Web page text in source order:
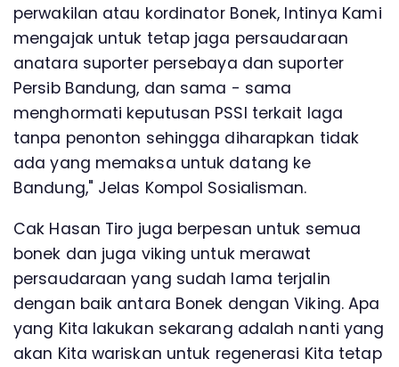
perwakilan atau kordinator Bonek, Intinya Kami
mengajak untuk tetap jaga persaudaraan
anatara suporter persebaya dan suporter
Persib Bandung, dan sama - sama
menghormati keputusan PSSI terkait laga
tanpa penonton sehingga diharapkan tidak
ada yang memaksa untuk datang ke
Bandung," Jelas Kompol Sosialisman.
Cak Hasan Tiro juga berpesan untuk semua
bonek dan juga viking untuk merawat
persaudaraan yang sudah lama terjalin
dengan baik antara Bonek dengan Viking. Apa
yang Kita lakukan sekarang adalah nanti yang
akan Kita wariskan untuk regenerasi Kita tetap